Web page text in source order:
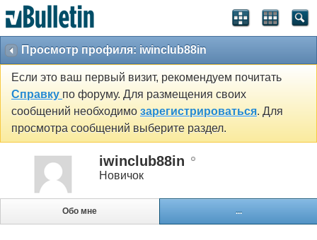
Просмотр профиля: iwinclub88in
Если это ваш первый визит, рекомендуем почитать
Справку по форуму. Для размещения своих
сообщений необходимо зарегистрироваться. Для
просмотра сообщений выберите раздел.
iwinclub88in
Новичок
Обо мне ...